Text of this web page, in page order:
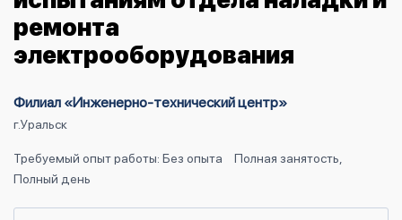
ремонта
электрооборудования
Филиал «Инженерно-технический центр»
г.Уральск
Требуемый опыт работы: Без опыта
Полная занятость,
Полный день